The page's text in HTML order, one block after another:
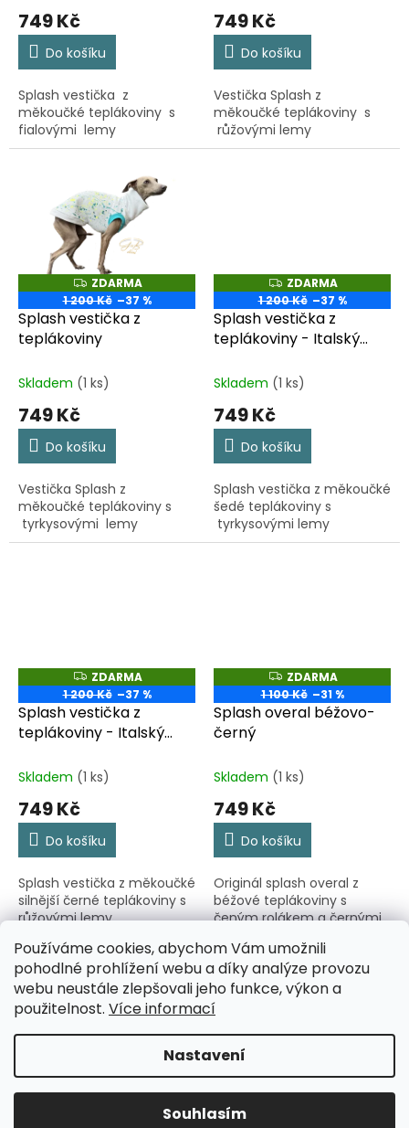
Používáme cookies, abychom Vám umožnili
pohodlné prohlížení webu a díky analýze provozu
webu neustále zlepšovali jeho funkce, výkon a
použitelnost. Více informací
Nastavení
Souhlasím
749 Kč
Do košíku
Splash vestička z
měkoučké teplákoviny s
fialovými lemy
749 Kč
Do košíku
Vestička Splash z
měkoučké teplákoviny s
růžovými lemy
Z
D
A
R
M
A
ZDARMA
1 200 Kč –37 %
Splash vestička z
teplákoviny
Skladem (1 ks)
749 Kč
Do košíku
Vestička Splash z
měkoučké teplákoviny s
tyrkysovými lemy
Z
D
A
R
M
A
ZDARMA
1 200 Kč –37 %
Splash vestička z
teplákoviny - Italský
Skladem (1 ks)
749 Kč
Do košíku
Splash vestička z měkoučké
šedé teplákoviny s
tyrkysovými lemy
Z
D
A
R
M
A
ZDARMA
1 200 Kč –37 %
Splash vestička z
teplákoviny - Italský
Skladem (1 ks)
749 Kč
Do košíku
Splash vestička z měkoučké
silnější černé teplákoviny s
růžovými lemy
Z
D
A
R
ZDARMA
1 100 Kč –31 %
Splash overal béžovo-
černý
Skladem (1 ks)
749 Kč
Do košíku
Originál splash overal z
béžové teplákoviny s
čeným rolákem a černými
teplákovina jemný
chloupek, který krásně
hřeje.
O
v
l
á
d
a
c
í
6položek celkem
Vytvořil Shoptet
GaBdini. Všechna práva vyhrazena.